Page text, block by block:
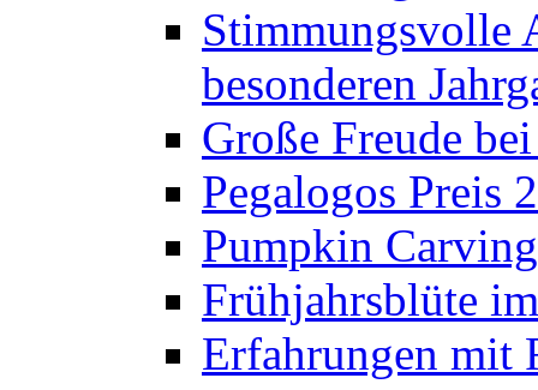
Stimmungsvolle
besonderen
Große Freude
Pegalogos Preis
Pumpkin
Frühjahrsblüte
Erfahrungen mit